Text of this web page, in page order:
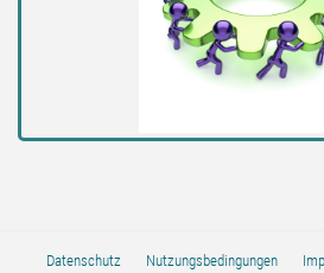
Datenschutz Nutzungsbedingungen